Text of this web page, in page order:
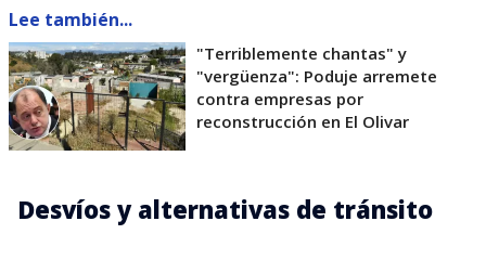
Lee también...
"Terriblemente chantas" y
"vergüenza": Poduje arremete
contra empresas por
reconstrucción en El Olivar
Desvíos y alternativas de tránsito